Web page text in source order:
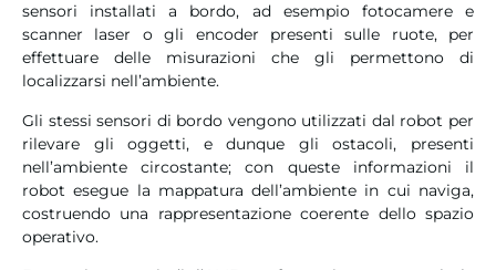
sensori installati a bordo, ad esempio fotocamere e
scanner laser o gli encoder presenti sulle ruote, per
effettuare delle misurazioni che gli permettono di
localizzarsi nell’ambiente.
Gli stessi sensori di bordo vengono utilizzati dal robot per
rilevare gli oggetti, e dunque gli ostacoli, presenti
nell’ambiente circostante; con queste informazioni il
robot esegue la mappatura dell’ambiente in cui naviga,
costruendo una rappresentazione coerente dello spazio
operativo.